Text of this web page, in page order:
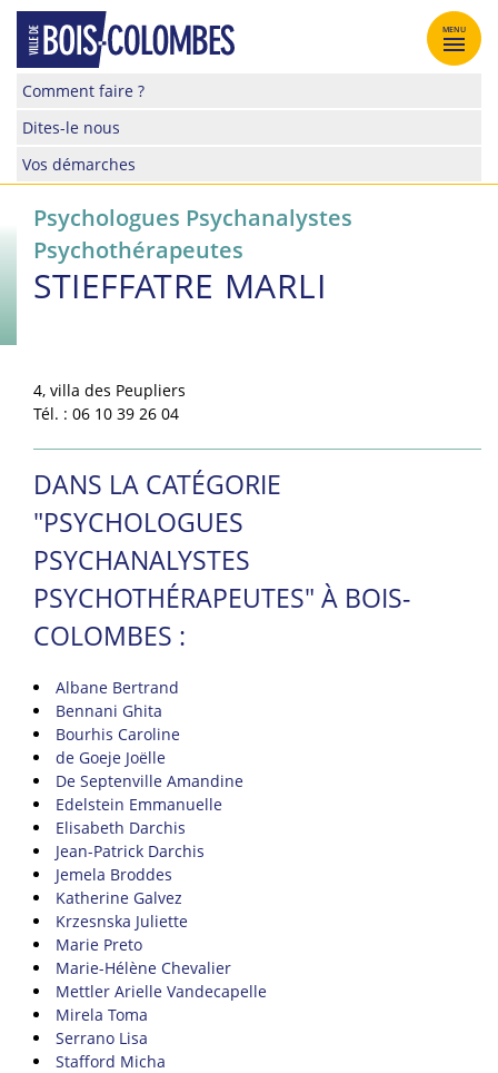
Skip
content
Site
de
la
Bois-
Colombes
Comment faire ?
Dites-le nous
Vos démarches
MENU
Psychologues Psychanalystes
Psychothérapeutes
STIEFFATRE MARLI
4, villa des Peupliers
Tél. : 06 10 39 26 04
DANS LA CATÉGORIE
"PSYCHOLOGUES
PSYCHANALYSTES
PSYCHOTHÉRAPEUTES" À BOIS-
COLOMBES :
Albane Bertrand
Bennani Ghita
Bourhis Caroline
de Goeje Joëlle
De Septenville Amandine
Edelstein Emmanuelle
Elisabeth Darchis
Jean-Patrick Darchis
Jemela Broddes
Katherine Galvez
Krzesnska Juliette
Marie Preto
Marie-Hélène Chevalier
Mettler Arielle Vandecapelle
Mirela Toma
Serrano Lisa
Stafford Micha